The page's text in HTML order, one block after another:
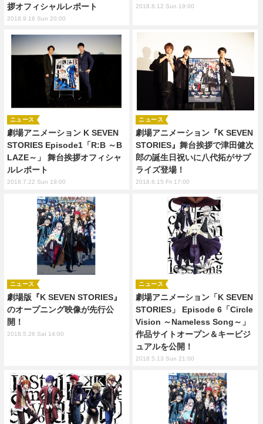
拶オフィシャルレポート
2018.9.16 Sun 20:00
2018.8.12 Sun 19:00
劇場アニメーション K SEVEN
STORIES Episode1「R:B ～B
LAZE～」 舞台挨拶オフィシャ
ルレポート
ニュース
2018.7.22 Sun 19:00
劇場アニメーション『K SEVEN
STORIES』舞台挨拶で津田健次
郎の誕生日祝いに八代拓がサプ
ライズ登場！
ニュース
2018.6.15 Fri 17:00
劇場版『K SEVEN STORIES』
のオープニング映像が先行公
開！
ニュース
2018.5.26 Sat 14:00
劇場アニメーション「K SEVEN
STORIES」 Episode 6「Circle
Vision ～Nameless Song～」
作品サイトオープン＆キービジ
ュアルを公開！
ニュース
2018.5.13 Sun 21:00